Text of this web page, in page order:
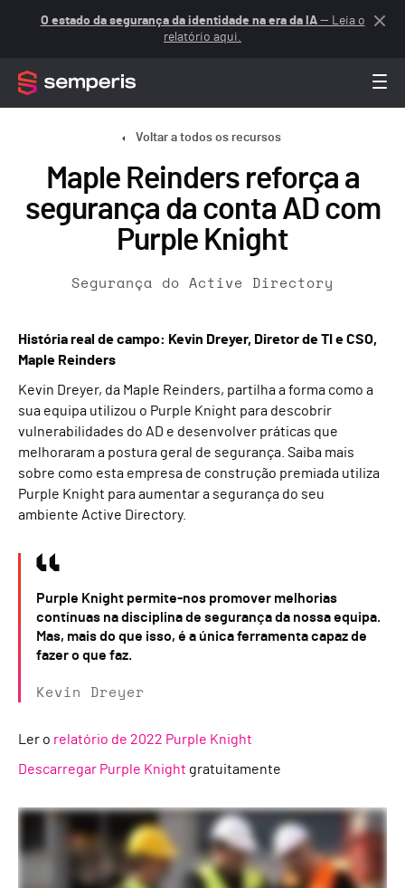
O estado da segurança da identidade na era da IA— Leia o
relatório aqui.
Voltar a todos os recursos
Maple Reinders reforça a
segurança da conta AD com
Purple Knight
Segurança do Active Directory
História real de campo: Kevin Dreyer, Diretor de TI e CSO,
Maple Reinders
Kevin Dreyer, da Maple Reinders, partilha a forma como a
sua equipa utilizou o Purple Knight para descobrir
vulnerabilidades do AD e desenvolver práticas que
melhoraram a postura geral de segurança. Saiba mais
sobre como esta empresa de construção premiada utiliza
Purple Knight para aumentar a segurança do seu
ambiente Active Directory.
Purple Knight permite-nos promover melhorias
contínuas na disciplina de segurança da nossa equipa.
Mas, mais do que isso, é a única ferramenta capaz de
fazer o que faz.
Kevin Dreyer
Ler o relatório de 2022 Purple Knight
Descarregar Purple Knight gratuitamente